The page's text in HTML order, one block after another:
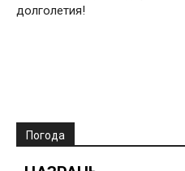
долголетия!
Погода